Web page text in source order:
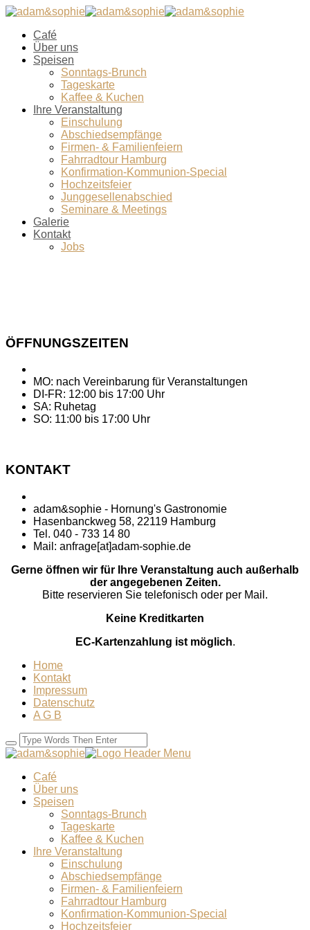
Café
Über uns
Speisen
Sonntags-Brunch
Tageskarte
Kaffee & Kuchen
Ihre Veranstaltung
Einschulung
Abschiedsempfänge
Firmen- & Familienfeiern
Fahrradtour Hamburg
Konfirmation-Kommunion-Special
Hochzeitsfeier
Junggesellenabschied
Seminare & Meetings
Galerie
Kontakt
Jobs
ÖFFNUNGSZEITEN
MO: nach Vereinbarung für Veranstaltungen
DI-FR: 12:00 bis 17:00 Uhr
SA: Ruhetag
SO: 11:00 bis 17:00 Uhr
KONTAKT
adam&sophie - Hornung's Gastronomie
Hasenbanckweg 58, 22119 Hamburg
Tel. 040 - 733 14 80
Mail: anfrage[at]adam-sophie.de
Gerne öffnen wir für Ihre Veranstaltung auch außerhalb
der angegebenen Zeiten.
Bitte reservieren Sie telefonisch oder per Mail.
Keine Kreditkarten
EC-Kartenzahlung ist möglich.
Home
Kontakt
Impressum
Datenschutz
A G B
Café
Über uns
Speisen
Sonntags-Brunch
Tageskarte
Kaffee & Kuchen
Ihre Veranstaltung
Einschulung
Abschiedsempfänge
Firmen- & Familienfeiern
Fahrradtour Hamburg
Konfirmation-Kommunion-Special
Hochzeitsfeier